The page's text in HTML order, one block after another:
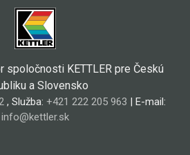
spoločnosti KETTLER pre Českú
a Slovensko
, Služba: +421 222 205 963 | E-mail:
info@kettler.sk